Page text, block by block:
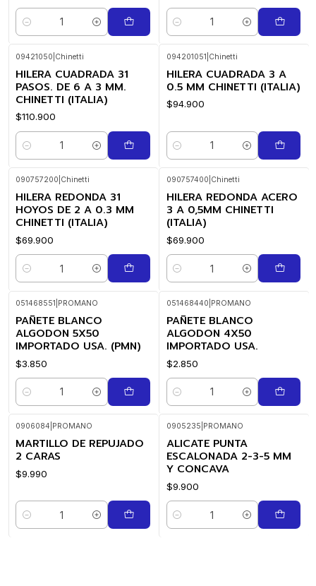
Cantidad Cantidad
09421050 Chinetti
HILERA CUADRADA 31
PASOS. DE 6 A 3 MM.
CHINETTI (ITALIA)
$110.900
Cantidad
094201051 Chinetti
HILERA CUADRADA 3 A
0.5 MM CHINETTI (ITALIA)
$94.900
Cantidad
090757200 Chinetti
HILERA REDONDA 31
HOYOS DE 2 A 0.3 MM
CHINETTI (ITALIA)
$69.900
Cantidad
090757400 Chinetti
HILERA REDONDA ACERO
3 A 0,5MM CHINETTI
(ITALIA)
$69.900
Cantidad
051468551 PROMANO
PAÑETE BLANCO
ALGODON 5X50
IMPORTADO USA. (PMN)
$3.850
Cantidad
051468440 PROMANO
PAÑETE BLANCO
ALGODON 4X50
IMPORTADO USA.
$2.850
Cantidad
0906084 PROMANO
MARTILLO DE REPUJADO
2 CARAS
$9.990
Cantidad
0905235 PROMANO
ALICATE PUNTA
ESCALONADA 2-3-5 MM
Y CONCAVA
$9.900
Cantidad